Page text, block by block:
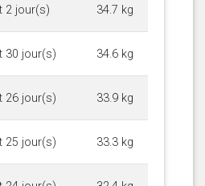
2 jour(s) 34.7 kg
30 jour(s) 34.6 kg
26 jour(s) 33.9 kg
25 jour(s) 33.3 kg